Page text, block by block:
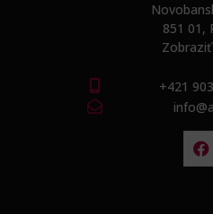
851 01,
+421